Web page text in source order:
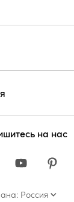
на нас
Россия